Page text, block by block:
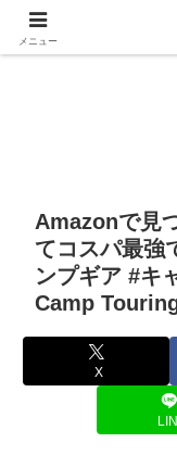
Amazonで見
てコスパ最強
ンプギア #キ
Camp
X
メニュー